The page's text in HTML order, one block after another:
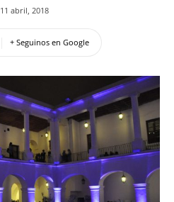
11 abril, 2018
+ Seguinos en Google